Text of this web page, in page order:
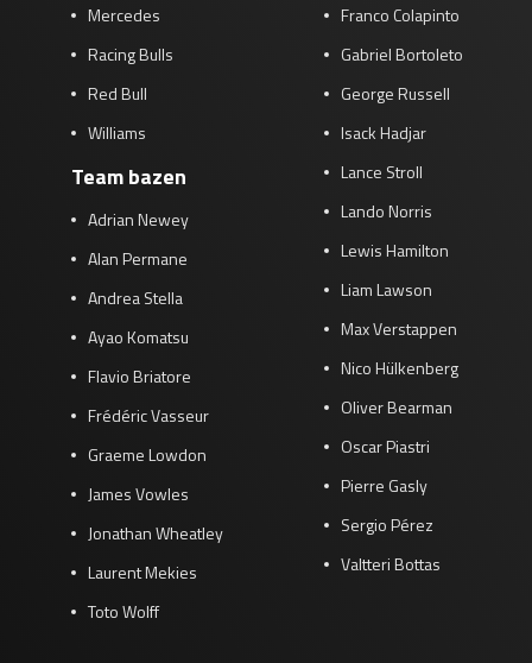
Mercedes
Racing Bulls
Red Bull
Williams
Team bazen
Adrian Newey
Alan Permane
Andrea Stella
Ayao Komatsu
Flavio Briatore
Frédéric Vasseur
Graeme Lowdon
James Vowles
Jonathan Wheatley
Laurent Mekies
Toto Wolff
Franco Colapinto
Gabriel Bortoleto
George Russell
Isack Hadjar
Lance Stroll
Lando Norris
Lewis Hamilton
Liam Lawson
Max Verstappen
Nico Hülkenberg
Oliver Bearman
Oscar Piastri
Pierre Gasly
Sergio Pérez
Valtteri Bottas